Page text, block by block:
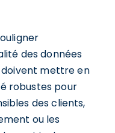
des données
doivent mettre en
robustes pour
des clients,
ou les